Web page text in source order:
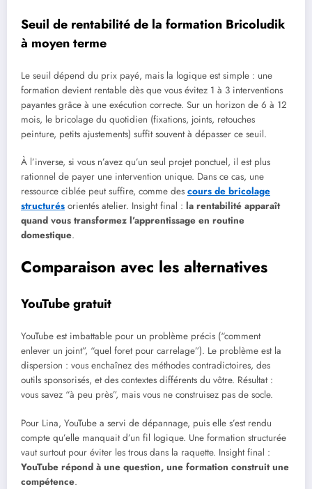
Seuil de rentabilité de la formation Bricoludik
à moyen terme
Le seuil dépend du prix payé, mais la logique est simple : une
formation devient rentable dès que vous évitez 1 à 3 interventions
payantes grâce à une exécution correcte. Sur un horizon de 6 à 12
mois, le bricolage du quotidien (fixations, joints, retouches
peinture, petits ajustements) suffit souvent à dépasser ce seuil.
À l’inverse, si vous n’avez qu’un seul projet ponctuel, il est plus
rationnel de payer une intervention unique. Dans ce cas, une
ressource ciblée peut suffire, comme des cours de bricolage
structurés orientés atelier. Insight final : la rentabilité apparaît
quand vous transformez l’apprentissage en routine
domestique.
Comparaison avec les alternatives
YouTube gratuit
YouTube est imbattable pour un problème précis (“comment
enlever un joint”, “quel foret pour carrelage”). Le problème est la
dispersion : vous enchaînez des méthodes contradictoires, des
outils sponsorisés, et des contextes différents du vôtre. Résultat :
vous savez “à peu près”, mais vous ne construisez pas de socle.
Pour Lina, YouTube a servi de dépannage, puis elle s’est rendu
compte qu’elle manquait d’un fil logique. Une formation structurée
vaut surtout pour éviter les trous dans la raquette. Insight final :
YouTube répond à une question, une formation construit une
compétence.